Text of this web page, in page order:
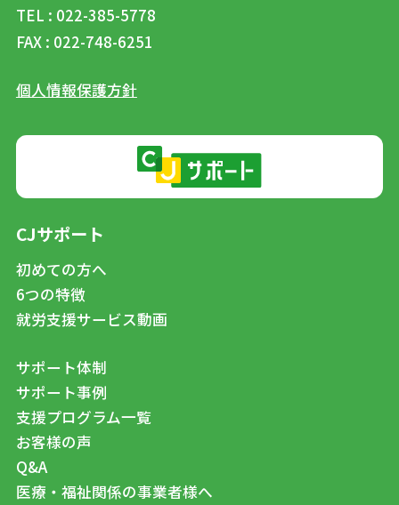
TEL : 022-385-5778
FAX : 022-748-6251
個人情報保護方針
CJサポート
初めての方へ
6つの特徴
就労支援サービス動画
サポート体制
サポート事例
支援プログラム一覧
お客様の声
Q&A
医療・福祉関係の事業者様へ